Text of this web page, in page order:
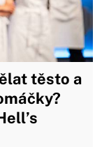
těsto a